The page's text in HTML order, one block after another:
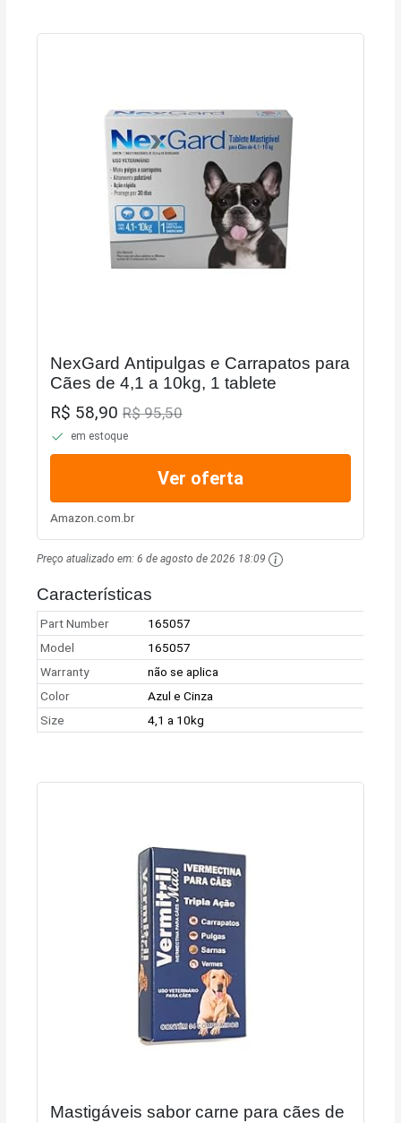
NexGard Antipulgas e Carrapatos para
Cães de 4,1 a 10kg, 1 tablete
R$ 58,90R$ 95,50
em estoque
Ver oferta
Amazon.com.br
Preço atualizado em:6 de agosto de 2026 18:09
Características
Part Number
165057
Model
165057
Warranty
não se aplica
Color
Azul e Cinza
Size
4,1 a 10kg
Mastigáveis sabor carne para cães de